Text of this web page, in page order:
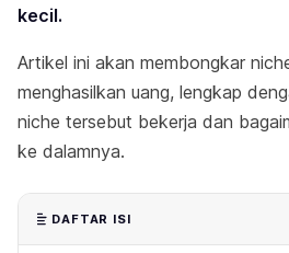
kecil.
Artikel ini akan membongkar
menghasilkan uang, lengkap
niche tersebut bekerja dan
ke dalamnya.
DAFTAR ISI